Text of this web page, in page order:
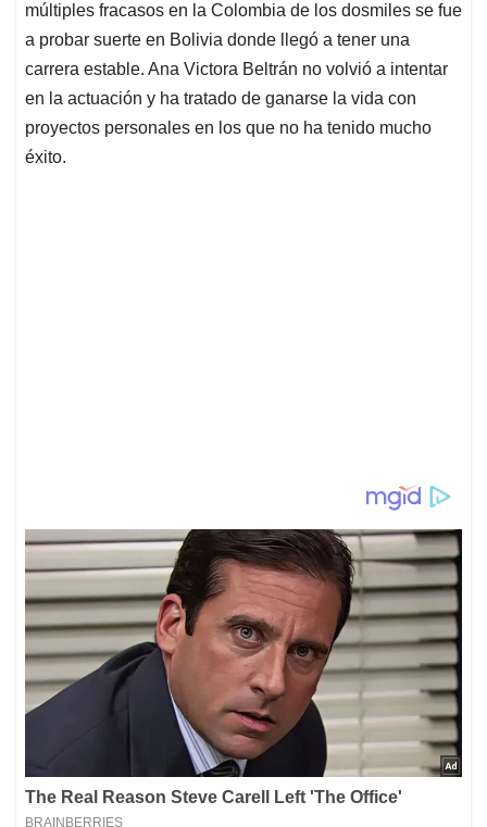
múltiples fracasos en la Colombia de los dosmiles se fue
a probar suerte en Bolivia donde llegó a tener una
carrera estable. Ana Victora Beltrán no volvió a intentar
en la actuación y ha tratado de ganarse la vida con
proyectos personales en los que no ha tenido mucho
éxito.